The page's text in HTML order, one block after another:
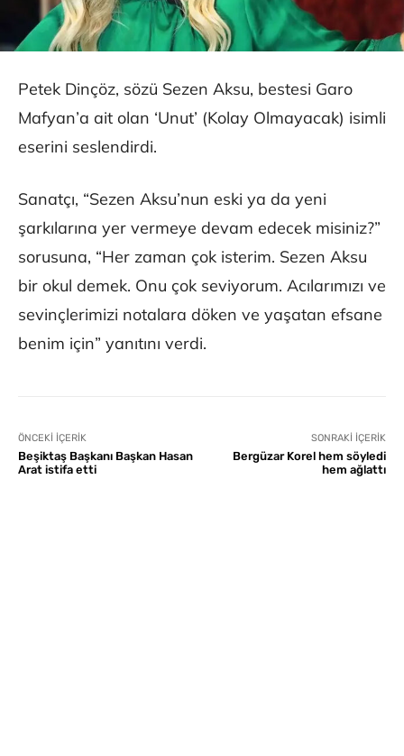
Petek Dinçöz, sözü Sezen Aksu, bestesi Garo
Mafyan’a ait olan ‘Unut’ (Kolay Olmayacak) isimli
eserini seslendirdi.
Sanatçı, “Sezen Aksu’nun eski ya da yeni
şarkılarına yer vermeye devam edecek misiniz?”
sorusuna, “Her zaman çok isterim. Sezen Aksu
bir okul demek. Onu çok seviyorum. Acılarımızı ve
sevinçlerimizi notalara döken ve yaşatan efsane
benim için” yanıtını verdi.
ÖNCEKI İÇERIK
Beşiktaş Başkanı Başkan Hasan
Arat istifa etti
SONRAKI İÇERIK
Bergüzar Korel hem söyledi
hem ağlattı